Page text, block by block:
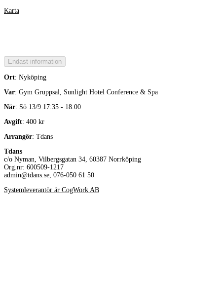
Karta
Ort: Nyköping
Var: Gym Gruppsal, Sunlight Hotel Conference & Spa
När: Sö 13/9 17:35 - 18.00
Avgift: 400 kr
Arrangör: Tdans
Tdans
c/o Nyman, Vilbergsgatan 34, 60387 Norrköping
Org.nr: 600509-1217
admin@tdans.se, 076-050 61 50
Systemleverantör är CogWork AB